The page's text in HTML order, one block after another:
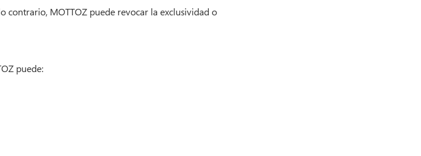
contrario, MOTTOZ puede revocar la exclusividad o
puede: